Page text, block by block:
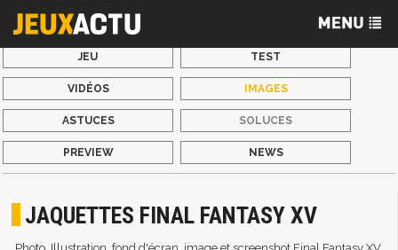
JEU TEST
VIDÉOS IMAGES
ASTUCES SOLUCES
PREVIEW NEWS
JAQUETTES FINAL FANTASY XV